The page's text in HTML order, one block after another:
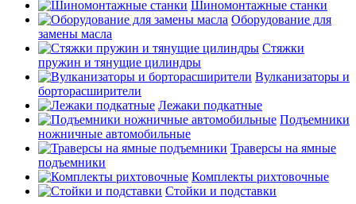
Шиномонтажные станки
Оборудование для
замены масла
Стяжки
пружин и тянущие цилиндры
Вулканизаторы и
борторасширители
Лежаки подкатные
Подъемники
ножничные автомобильные
Траверсы на ямные
подъемники
Комплекты рихтовочные
Стойки и подставки